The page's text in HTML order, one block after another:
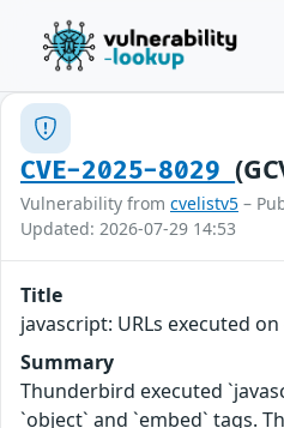
CVE-2025-8029
Vulnerability from cvelistv5 –
Updated: 2026-07-29 14:53
Title
javascript: URLs executed
Summary
Thunderbird executed
`object` and `embed` tags.